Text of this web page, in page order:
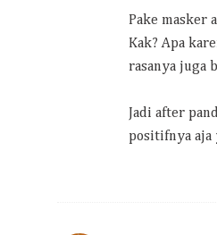
Pake masker
Kak? Apa
rasanya juga
Jadi after
positifnya aja